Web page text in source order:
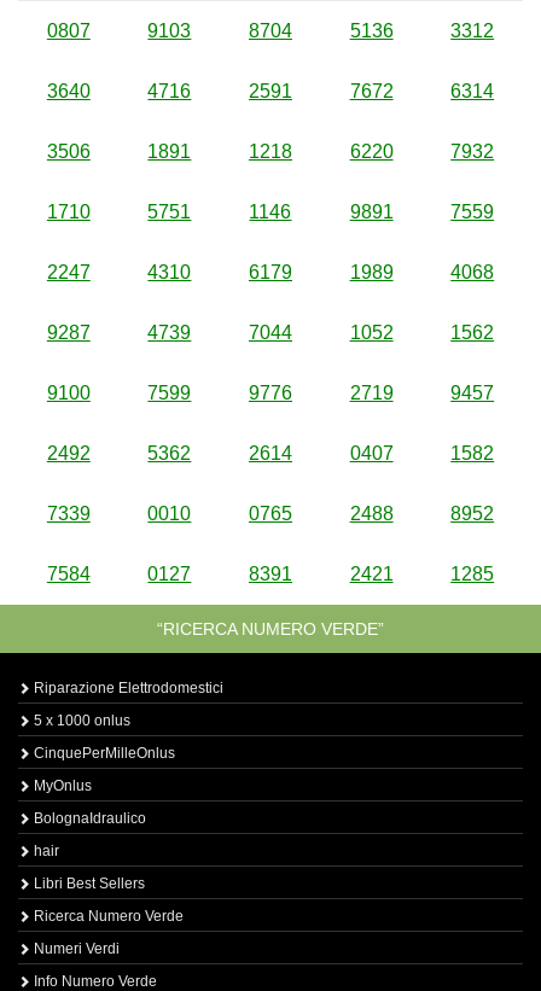
0807 9103 8704 5136 3312
3640 4716 2591 7672 6314
3506 1891 1218 6220 7932
1710 5751 1146 9891 7559
2247 4310 6179 1989 4068
9287 4739 7044 1052 1562
9100 7599 9776 2719 9457
2492 5362 2614 0407 1582
7339 0010 0765 2488 8952
7584 0127 8391 2421 1285
“RICERCA NUMERO VERDE”
Riparazione Elettrodomestici
5 x 1000 onlus
CinquePerMilleOnlus
MyOnlus
BolognaIdraulico
hair
Libri Best Sellers
Ricerca Numero Verde
Numeri Verdi
Info Numero Verde